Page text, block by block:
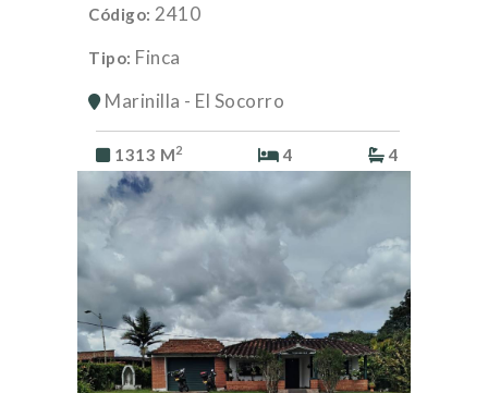
Código: 2410
Tipo: Finca
Marinilla - El Socorro
1313 M2 4 4